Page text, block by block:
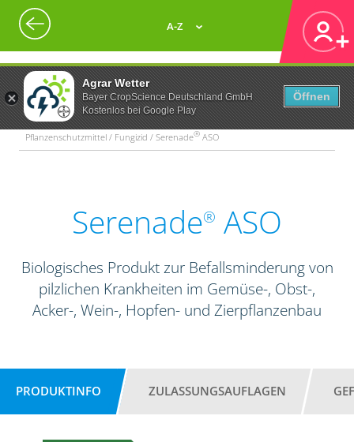
Agrar Wetter
Bayer CropScience Deutschland GmbH
Kostenlos bei Google Play
Öffnen
A-Z
Pflanzenschutzmittel / Fungizid / Serenade® ASO
Serenade® ASO
Biologisches Produkt zur Befallsminderung von
pilzlichen Krankheiten im Gemüse-, Obst-,
Acker-, Wein-, Hopfen- und Zierpflanzenbau
PRODUKTINFO ZULASSUNGSAUFLAGEN